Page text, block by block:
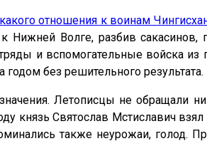
отношения к воинам
Волге, разбив сакасинов,
и вспомогательные войска из
без решительного результата.
Летописцы не обращали
князь Святослав Мстиславич
также неурожаи, голод.